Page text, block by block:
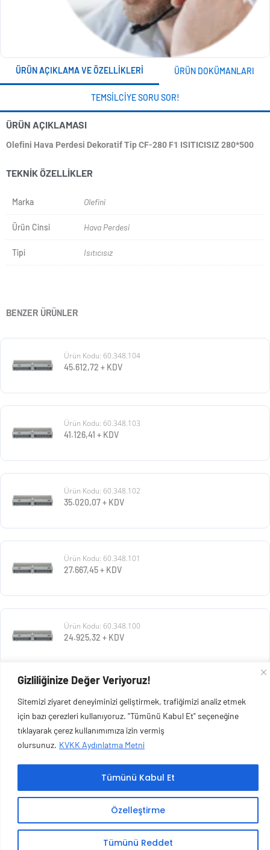
Gizliliğinize Değer Veriyoruz!
Sitemizi ziyaret deneyiminizi geliştirmek, trafiğimizi analiz etmek
için bazı çerezleri kullanıyoruz. "Tümünü Kabul Et" seçeneğine
tıklayarak çerez kullanımımıza izin vermiş
olursunuz. KVKK Aydınlatma Metni
Özelleştirme
Tümünü Reddet
Tümünü Kabul Et
ÜRÜN AÇIKLAMA VE ÖZELLIKLERI ÜRÜN DOKÜMANLARI
TEMSILCIYE SORU SOR!
ÜRÜN AÇIKLAMASI
Olefini Hava Perdesi Dekoratif Tip CF-280 F1 ISITICISIZ 280*500
TEKNIK ÖZELLIKLER
Marka Olefini
Ürün Cinsi Hava Perdesi
Tipi Isıtıcısız
BENZER ÜRÜNLER
Ürün Kodu: 60.348.104
45.612,72 + KDV
Ürün Kodu: 60.348.103
41.126,41 + KDV
Ürün Kodu: 60.348.102
35.020,07+ KDV
Ürün Kodu: 60.348.101
27.667,45+ KDV
Ürün Kodu: 60.348.100
24.925,32 + KDV
26.515,07+ KDV
Copyright © 2026 Esen Isıtma Soğutma İnşaat Ltd Şti | Tüm Hakları Saklıdır.